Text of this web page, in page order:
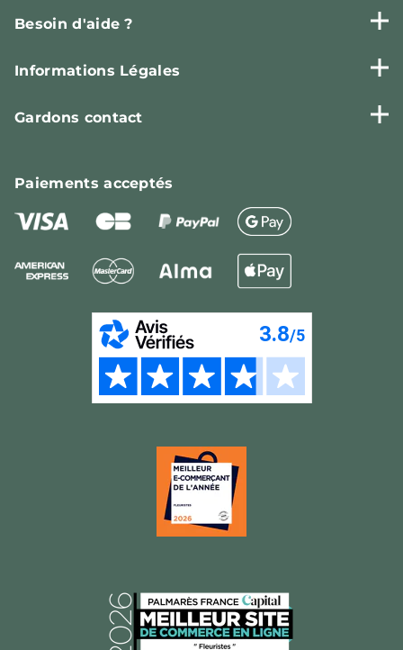
Besoin d'aide ?
Informations Légales
Gardons contact
Paiementsacceptés